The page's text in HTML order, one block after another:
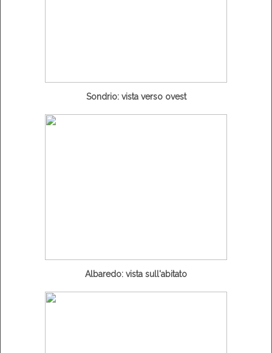
Sondrio: vista verso ovest
Albaredo: vista sull'abitato